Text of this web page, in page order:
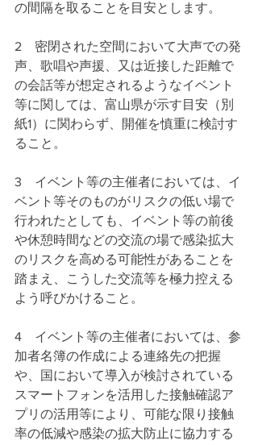
の間隔を取ることを目安とします。
2　密閉された空間において大声での発
声、歌唱や声援、又は近接した距離で
の会話等が想定されるようなイベント
等に関しては、富山県が示す目安（別
紙1）に関わらず、開催を慎重に検討す
ること。
3　イベント等の主催者においては、イ
ベント等そのものがリスクの低い場で
行われたとしても、イベント等の前後
や休憩時間などの交流の場で感染拡大
のリスクを高める可能性があることを
踏まえ、こうした交流等を極力控える
よう呼びかけること。
4　イベント等の主催者においては、参
加者名簿の作成による連絡先の把握
や、国において導入が検討されている
スマートフォンを活用した接触確認ア
プリの活用等により、可能な限り接触
率の低減や感染の拡大防止に協力する